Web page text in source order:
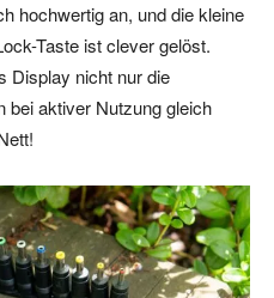
hochwertig an, und die kleine
Taste ist clever gelöst.
Display nicht nur die
bei aktiver Nutzung gleich